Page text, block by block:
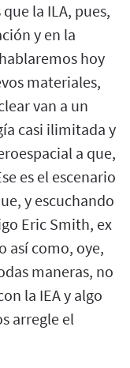
la ILA, pues,
y en la
hoy
materiales,
van a un
casi ilimitada y
a que,
es el escenario
y escuchando
Eric Smith, ex
así como, oye,
maneras, no
la IEA y algo
arregle el